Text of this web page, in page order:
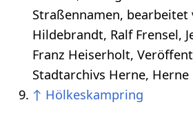
Straßennamen, bearbeitet
Hildebrandt, Ralf Frensel,
Franz Heiserholt,
Stadtarchivs Herne, Herne
↑ Hölkeskampring